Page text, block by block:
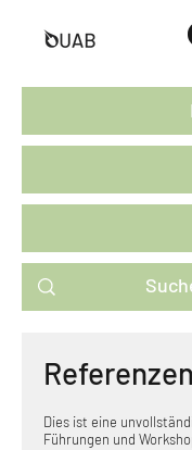
Dies ist eine
Führungen und
Referenzen